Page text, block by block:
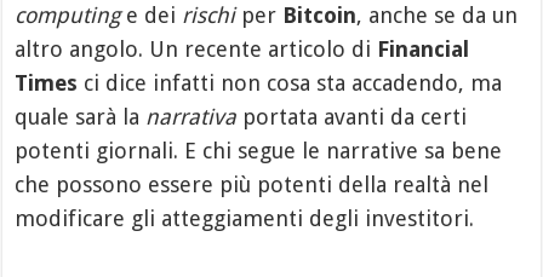
computinge dei rischiper Bitcoin, anche se da un
altro angolo. Un recente articolo di Financial
Times ci dice infatti non cosa sta accadendo, ma
quale sarà la narrativa portata avanti da certi
potenti giornali. E chi segue le narrative sa bene
che possono essere più potenti della realtà nel
modificare gli atteggiamenti degli investitori.